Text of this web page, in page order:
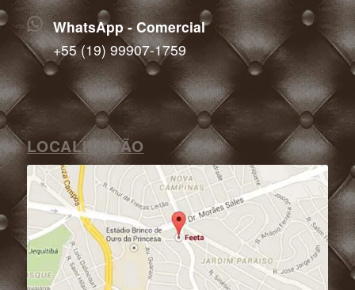
WhatsApp - Comercial
+55 (19) 99907-1759
LOCALIZAÇÃO